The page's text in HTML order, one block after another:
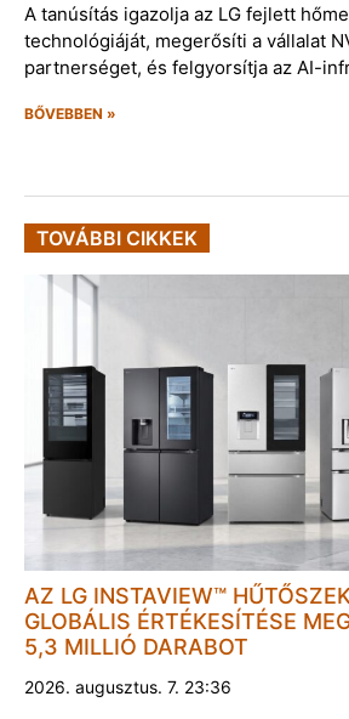
A tanúsítás igazolja az LG fejlett
technológiáját, megerősíti a vállalat
partnerséget, és felgyorsítja az AI-
BŐVEBBEN »
TOVÁBBI CIKKEK
AZ LG INSTAVIEW™
GLOBÁLIS ÉRTÉKESÍTÉSE
5,3 MILLIÓ DARABOT
2026. augusztus. 7. 23:36